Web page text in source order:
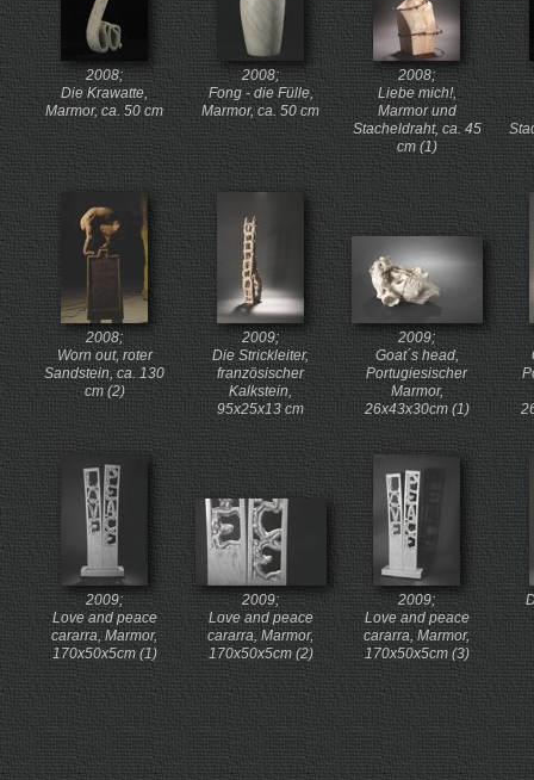
2008;
Die Krawatte,
Marmor, ca. 50 cm
2008;
Fong - die Fülle,
Marmor, ca. 50 cm
2008;
Liebe mich!,
Marmor und
Stacheldraht, ca. 45
cm (1)
2008;
Worn out, roter
Sandstein, ca. 130
cm (2)
2009;
Die Strickleiter,
französischer
Kalkstein,
95x25x13 cm
2009;
Goat´s head,
Portugiesischer
Marmor,
26x43x30cm (1)
2009;
Love and peace
cararra, Marmor,
170x50x5cm (1)
2009;
Love and peace
cararra, Marmor,
170x50x5cm (2)
2009;
Love and peace
cararra, Marmor,
170x50x5cm (3)